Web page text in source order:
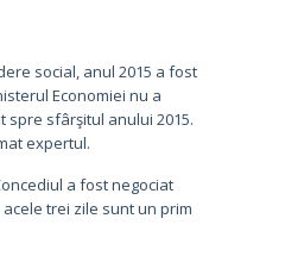
social, anul 2015 a fost
Economiei nu a
spre sfârşitul anului 2015.
expertul.
a fost negociat
trei zile sunt un prim